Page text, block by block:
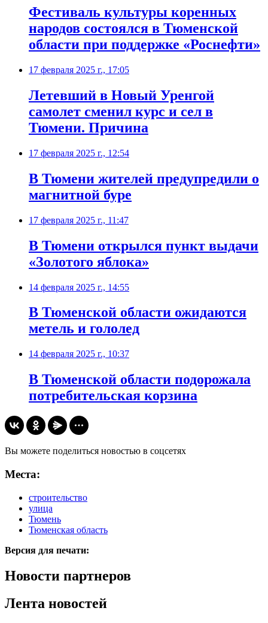
Фестиваль культуры коренных
народов состоялся в Тюменской
области при поддержке «Роснефти»
17 февраля 2025 г., 17:05
Летевший в Новый Уренгой
самолет сменил курс и сел в
Тюмени. Причина
17 февраля 2025 г., 12:54
В Тюмени жителей предупредили о
магнитной буре
17 февраля 2025 г., 11:47
В Тюмени открылся пункт выдачи
«Золотого яблока»
14 февраля 2025 г., 14:55
В Тюменской области ожидаются
метель и гололед
14 февраля 2025 г., 10:37
В Тюменской области подорожала
потребительская корзина
Вы можете поделиться новостью в соцсетях
Места:
строительство
улица
Тюмень
Тюменская область
Версия для печати:
Новости партнеров
Лента новостей